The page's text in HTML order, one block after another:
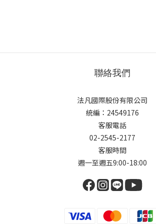
聯絡我們
法凡國際股份有限公司
統編：24549176
客服電話
02-2545-2177
客服時間
週一至週五9:00-18:00